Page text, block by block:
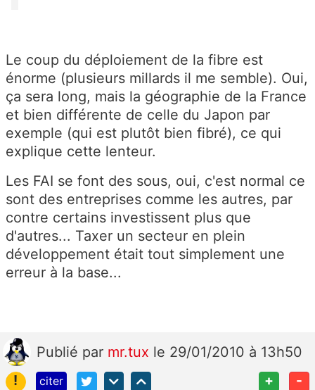
Le coup du déploiement de la fibre est
énorme (plusieurs millards il me semble). Oui,
ça sera long, mais la géographie de la France
et bien différente de celle du Japon par
exemple (qui est plutôt bien fibré), ce qui
explique cette lenteur.
Les FAI se font des sous, oui, c'est normal ce
sont des entreprises comme les autres, par
contre certains investissent plus que
d'autres... Taxer un secteur en plein
développement était tout simplement une
erreur à la base...
Publié par mr.tux le 29/01/2010 à 13h50
!
citer + -